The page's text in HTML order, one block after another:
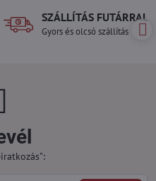
SZÁLLÍTÁS FUTÁRRAL
Gyors és olcsó szállítás